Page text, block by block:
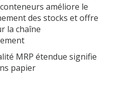
améliore le
des stocks et offre
la chaîne
MRP étendue signifie
papier